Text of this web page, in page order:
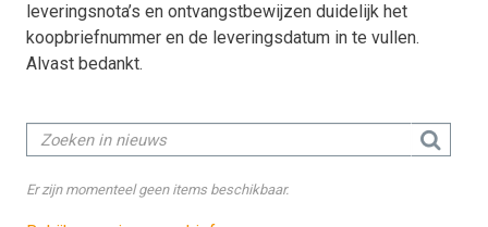
leveringsnota’s en ontvangstbewijzen duidelijk het
koopbriefnummer en de leveringsdatum in te vullen.
Alvast bedankt.
Er zijn momenteel geen items beschikbaar.